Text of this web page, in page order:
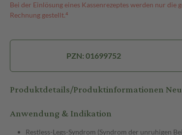
Bei der Einlösung eines Kassenrezeptes werden nur die
Rechnung gestellt.⁴
PZN: 01699752
Produktdetails/Produktinformationen
Anwendung & Indikation
Restless-Legs-Syndrom (Syndrom der unruhigen